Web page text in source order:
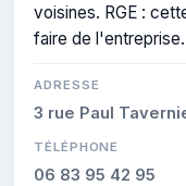
voisines. RGE :
faire de l'entreprise.
ADRESSE
3 rue Paul
TÉLÉPHONE
06 83 95 42 95